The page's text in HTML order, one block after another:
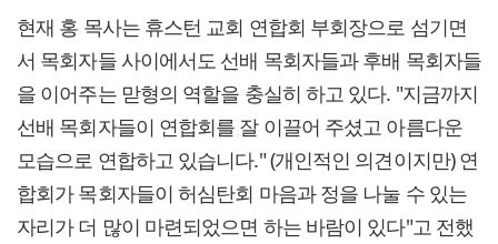
현재 홍 목사는 휴스턴 교회 연합회 부회장으로 섬기면
서 목회자들 사이에서도 선배 목회자들과 후배 목회자들
을 이어주는 맏형의 역할을 충실히 하고 있다. "지금까지
선배 목회자들이 연합회를 잘 이끌어 주셨고 아름다운
모습으로 연합하고 있습니다." (개인적인 의견이지만) 연
합회가 목회자들이 허심탄회 마음과 정을 나눌 수 있는
자리가 더 많이 마련되었으면 하는 바람이 있다"고 전했